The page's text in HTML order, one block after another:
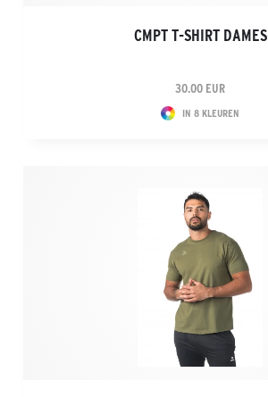
CMPT T-SHIRT DAMES
30.00 EUR
IN 8 KLEUREN